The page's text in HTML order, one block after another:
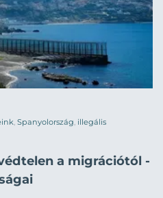
, Spanyolország, illegális
a migrációtól -